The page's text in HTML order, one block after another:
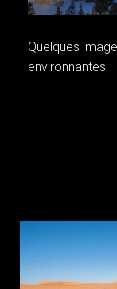
Quelques
environnantes